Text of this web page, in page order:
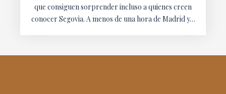
que consiguen sorprender incluso a quienes creen
conocer Segovia. A menos de una hora de Madrid y…